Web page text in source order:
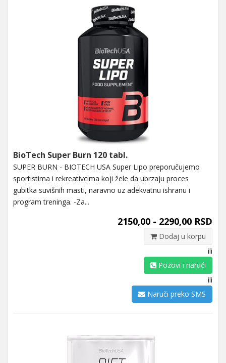
BioTech Super Burn 120 tabl.
SUPER BURN - BIOTECH USA Super Lipo preporučujemo
sportistima i rekreativcima koji žele da ubrzaju proces
gubitka suvišnih masti, naravno uz adekvatnu ishranu i
program treninga. -Za...
2150,00 - 2290,00 RSD
Dodaj u korpu
ili
Pozovi i naruči
ili
Naruči preko SMS